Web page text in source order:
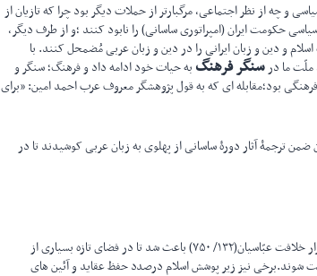
به ايران(۱۲/۶۳۳) چه از نظر سياسی و چه از نظر اجتماعی، مرگبارتر از حملات دیگر بود چرا که تازیان از
حکومت ايران (امپراتوری ساسانی) را نابود کنند ؛و از طرف ديگر،
اسلام و دين و زبان ایرانی را در دين و زبان عربی مُضمحل کنند. با
ملّت ما درسنگر فرهنگ به حیات خود ادامه داد و فرهنگ؛ سنگر و
فرهنگی بود؛مقابله ای که به قول پژوهشگر معروف عرب احمد امین: «برای
ترجمۀ آثار دورۀ ساسانی از پهلوی به زبان عربی کوشیدند تا در
فداکاری ایرانیان در سرنگون کردنِ بنی امیّه و استقرار خلافت عبّاسیان(۱۳۲/ ۷۵۰) باعث شد تا در فضای تازه بسیاری از
شوند.برخی نیز زیر پوشش اسلام درصدد حفظ عقاید و آئین های